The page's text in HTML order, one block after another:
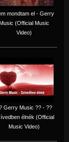
mondtam el - Gerry
Music (Official Music
Video)
Gerry Music ?? - ??
élnék (Official
Music Video)